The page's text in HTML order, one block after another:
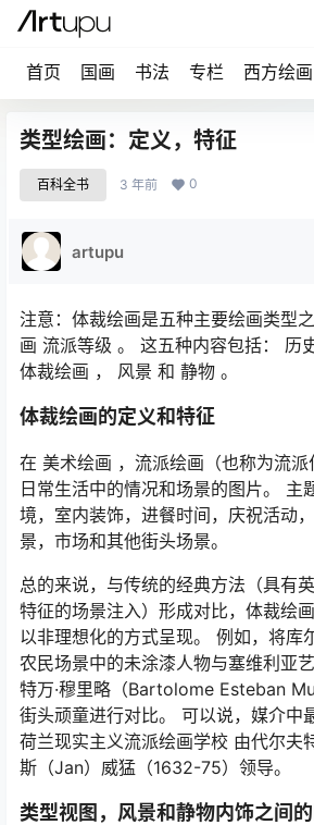
首页 国画 书法 专栏 西方绘画
类型绘画：定义，特征
百科全书 3 年前 0
artupu
注意：体裁绘画是五种主要绘画类型
画 流派等级 。 这五种内容包括： 历
体裁绘画 ， 风景 和 静物 。
体裁绘画的定义和特征
在 美术绘画 ，流派绘画（也称为流
日常生活中的情况和场景的图片。 主
境，室内装饰，进餐时间，庆祝活动
景，市场和其他街头场景。
总的来说，与传统的经典方法（具有
特征的场景注入）形成对比，体裁绘
以非理想化的方式呈现。 例如，将库
农民场景中的未涂漆人物与塞维利亚
特万·穆里略（Bartolome Esteban
街头顽童进行对比。 可以说，媒介中
荷兰现实主义流派绘画学校 由代尔夫
斯（Jan）威猛（1632-75）领导。
类型视图，风景和静物内饰之间的